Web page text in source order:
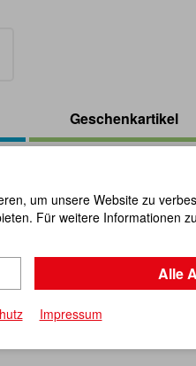
Geschenkartikel
Tock-
Reise
um unsere Website zu
Für weitere Informationen
Alle
Impressum